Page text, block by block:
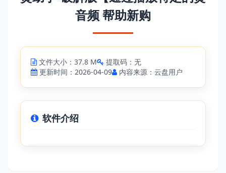
音频 帮助新购
文件大小：37.8 M
提取码：无
更新时间：2026-04-09
内容来源：云盘用户
软件介绍